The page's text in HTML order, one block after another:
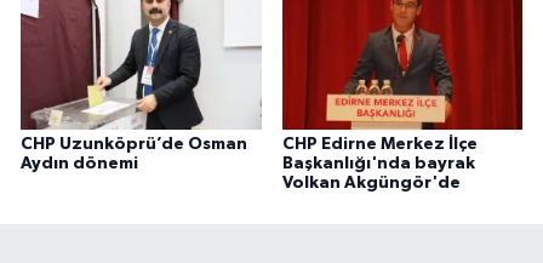
CHP Uzunköprü’de Osman
Aydın dönemi
CHP Edirne Merkez İlçe
Başkanlığı'nda bayrak
Volkan Akgüngör'de